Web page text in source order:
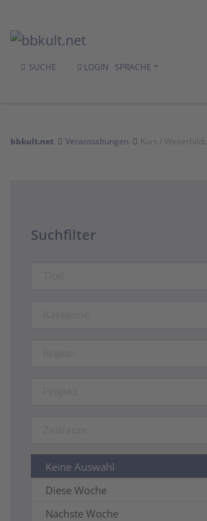
SUCHE LOGIN SPRACHE
bbkult.net Veranstaltungen Kurs /
Suchfilter
Keine Auswahl
Diese Woche
Nächste Woche